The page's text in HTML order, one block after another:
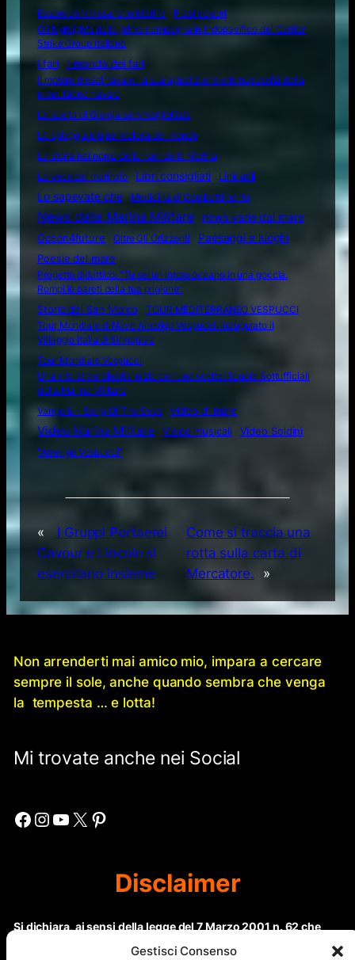
Gestisci Consenso
Essere commissario in Marina
Frasi celebri
Gli highlights della prima campagna in Indopacifico del Carrier
Strike Group italiano
I fari
Il mondo dei fari
Il motore diesel navale: la sua apparizione e le necessità della
propulsione navale
La scelta di Giorgia sommergibilista
La spiaggia più pericolosa del mondo
La storia nel nome delle navi della Marina
La voce del marinaio
Libri consigliati Link utili
Lo sapevate che Medicina di Combattimento
News dalla Marina Militare
news varie dal mare
Ocean4future
Oltre Gli Orizzonti
Paesaggi e luoghi
Poesie del mare
Progetto didattico: “Tu sei un intero oceano in una goccia.
Rompi le pareti della tua prigione”
Storia del San Marco
TOUR MEDITERRANEO VESPUCCI
Tour Mondiale di Nave Amerigo Vespucci: inaugurato il
Villaggio Italia di Singapore
Tour Mondiale Vespucci
Una vita straordinaria inizia con una scelta: Scuola Sottufficiali
della Marina Militare
Vangelis – Song Of The Seas
Video di mare
Video Marina Militare Video musicali
Video Soldini
“Amerigo Vespucci”
«
I Gruppi Portaerei
Cavour e Lincoln si
esercitano insieme
Come si traccia una
rotta sulla carta di
Mercatore.
»
Non arrenderti mai amico mio, impara a cercare
sempre il sole, anche quando sembra che venga
la tempesta … e lotta!
Mi trovate anche nei Social
Facebook Instagram YouTube X Pinterest
Disclaimer
Si dichiara, ai sensi della legge del 7 Marzo 2001 n. 62 che
questo sito non rientra nella categoria di “Informazione